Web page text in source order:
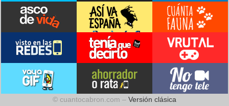
© cuantocabron.com – Versión clásica